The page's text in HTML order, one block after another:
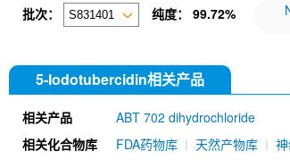
批次： 纯度： 99.72%
5-Iodotubercidin相关产品
相关产品
ABT 702 dihydrochloride
相关化合物库
FDA药物库 天然产物库